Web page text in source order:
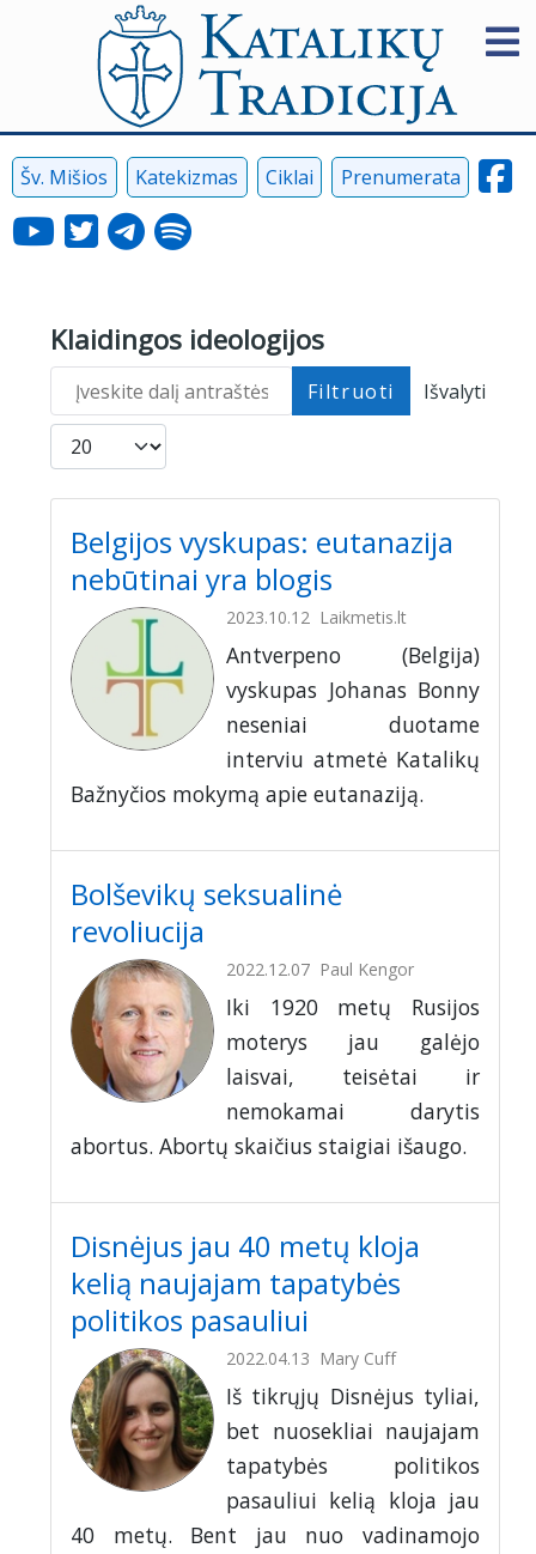
Šv. Mišios Katekizmas Ciklai Prenumerata
Klaidingos ideologijos
Įveskite dalį antraštės Filtruoti
Išvalyti
Rodyti po
Belgijos vyskupas: eutanazija
nebūtinai yra blogis
2023.10.12 Laikmetis.lt
Antverpeno (Belgija)
vyskupas Johanas Bonny
neseniai duotame
interviu atmetė Katalikų
Bažnyčios mokymą apie eutanaziją.
Bolševikų seksualinė
revoliucija
2022.12.07 Paul Kengor
Iki 1920 metų Rusijos
moterys jau galėjo
laisvai, teisėtai ir
nemokamai darytis
abortus. Abortų skaičius staigiai išaugo.
Disnėjus jau 40 metų kloja
kelią naujajam tapatybės
politikos pasauliui
2022.04.13 Mary Cuff
Iš tikrųjų Disnėjus tyliai,
bet nuosekliai naujajam
tapatybės politikos
pasauliui kelią kloja jau
40 metų. Bent jau nuo vadinamojo